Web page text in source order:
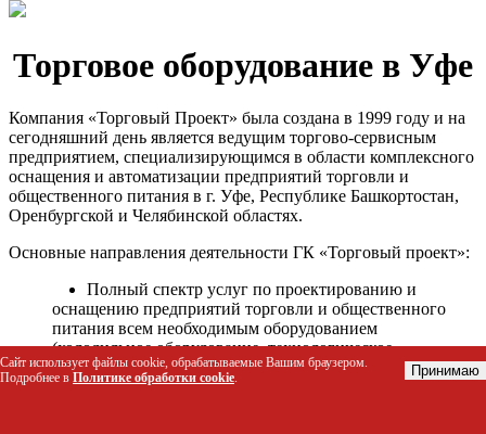
Торговое оборудование в Уфе
Компания «Торговый Проект» была создана в 1999 году и на
сегодняшний день является ведущим торгово-сервисным
предприятием, специализирующимся в области комплексного
оснащения и автоматизации предприятий торговли и
общественного питания в г. Уфе, Республике Башкортостан,
Оренбургской и Челябинской областях.
Основные направления деятельности ГК «Торговый проект»:
Полный спектр услуг по проектированию и
оснащению предприятий торговли и общественного
питания всем необходимым оборудованием
(холодильное оборудование, технологическое
оборудование, стеллажное оборудование и т.д.);
Автоматизация торговых процессов и внедрения
Сайт использует файлы cookie, обрабатываемые Вашим браузером.
Подробнее в Политике обработки cookie. Принимаю